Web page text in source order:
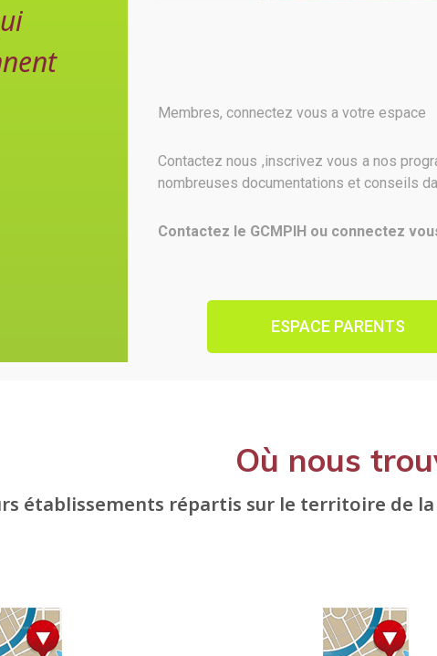
Membres, connectez vous a votre espace
Contactez nous ,inscrivez vous a nos
nombreuses documentations et conseils
Contactez le GCMPIH ou connectez
ESPACE PARENTS
Où nous
établissements répartis sur le territoire de